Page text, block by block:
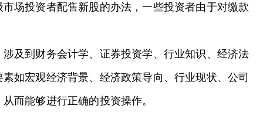
场投资者配售新股的办法，一些投资者由于对缴款
及到财务会计学、证券投资学、行业知识、经济法
如宏观经济背景、经济政策导向、行业现状、公司
而能够进行正确的投资操作。